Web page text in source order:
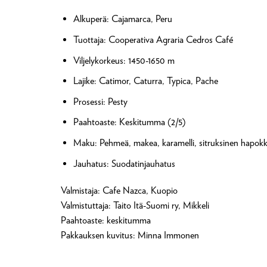
Alkuperä: Cajamarca, Peru
Tuottaja: Cooperativa Agraria Cedros Café
Viljelykorkeus: 1450-1650 m
Lajike: Catimor, Caturra, Typica, Pache
Prosessi: Pesty
Paahtoaste: Keskitumma (2/5)
Maku: Pehmeä, makea, karamelli, sitruksinen
Jauhatus: Suodatinjauhatus
Valmistaja: Cafe Nazca, Kuopio
Valmistuttaja: Taito Itä-Suomi ry, Mikkeli
Paahtoaste: keskitumma
Pakkauksen kuvitus: Minna Immonen